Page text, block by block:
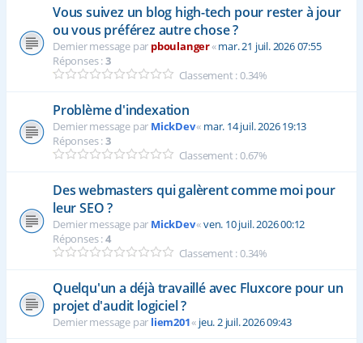
Vous suivez un blog high-tech pour rester à jour
ou vous préférez autre chose ?
Dernier message par pboulanger«mar. 21 juil. 2026 07:55
Réponses :3
Classement : 0.34%
Problème d'indexation
Dernier message par MickDev« mar. 14 juil. 2026 19:13
Réponses :3
Classement : 0.67%
Des webmasters qui galèrent comme moi pour
leur SEO ?
Dernier message par MickDev«ven. 10 juil. 2026 00:12
Réponses :4
Classement : 0.34%
Quelqu'un a déjà travaillé avec Fluxcore pour un
projet d'audit logiciel ?
Dernier message par liem201« jeu. 2 juil. 2026 09:43